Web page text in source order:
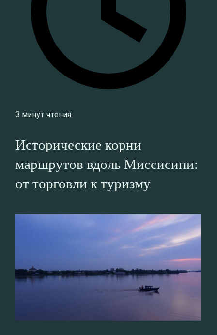
3 минут чтения
Исторические корни
маршрутов вдоль Миссисипи:
от торговли к туризму